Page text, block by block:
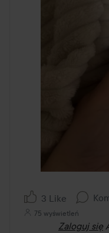
3 Like
75 wyświetleń
Zaloguj się